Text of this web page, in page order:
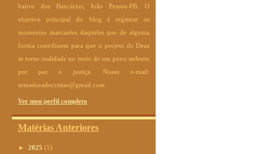
bairro dos Bancários, João Pessoa-PB. O
objetivo principal do blog é registrar os
momentos marcantes daqueles que de alguma
forma contribuem para que o projeto de Deus
se torne realidade no meio de um povo sedento
por paz e justiça. Nosso e-mail:
armaduradocristao@gmail.com
Ver meu perfil completo
Matérias Anteriores
► 2025 (5)